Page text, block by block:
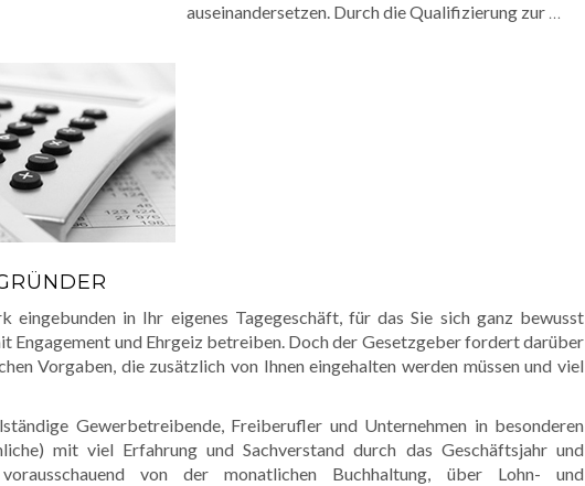
auseinandersetzen. Durch die Qualifizierung zur …
eingebunden in Ihr eigenes Tagegeschäft, für das Sie sich ganz bewusst
Engagement und Ehrgeiz betreiben. Doch der Gesetzgeber fordert darüber
Vorgaben, die zusätzlich von Ihnen eingehalten werden müssen und viel
Gewerbetreibende, Freiberufler und Unternehmen in besonderen
mit viel Erfahrung und Sachverstand durch das Geschäftsjahr und
von der monatlichen Buchhaltung, über Lohn- und